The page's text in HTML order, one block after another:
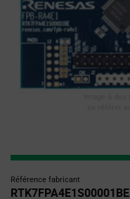
Référence fabricant
RTK7FPA4E1S00001BE